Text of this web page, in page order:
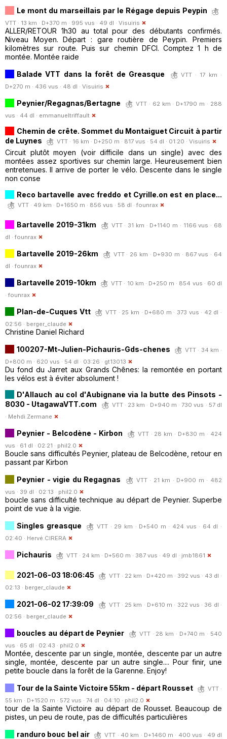
Le mont du marseillais par le Régage depuis Peypin
VTT · 13 km · D+370 m · 995 vus · 49 dl · Visuiris
ALLER/RETOUR 1h30 au total pour des débutants confirmés.
Niveau Moyen. Départ : gare routière de Peypin. Premiers
kilomètres sur route. Puis sur chemin DFCI. Comptez 1 h de
montée. Montée raide
Balade VTT dans la forêt de Greasque
VTT · 17 km ·
D+270 m · 436 vus · 48 dl · Visuiris
Peynier/Regagnas/Bertagne
VTT · 62 km · D+1790 m · 288
vus · 44 dl · emmanueltriffault
Chemin de crête. Sommet du Montaiguet Circuit à partir
de Luynes
VTT · 16 km · D+250 m · 817 vus · 54 dl · 01:20 · Visuiris
Circuit plutôt moyen (voir difficile dans un single) avec des
montées assez sportives sur chemin large. Heureusement bien
entretenues. Il arrive de porter le vélo. Descente dans le single
non conse
Reco bartavelle avec freddo et Cyrille.on est en place...
VTT · 49 km · D+1650 m · 856 vus · 58 dl · founrax
Bartavelle 2019-31km
VTT · 31 km · D+1140 m · 1166 vus · 68
dl · founrax
Bartavelle 2019-26km
VTT · 26 km · D+930 m · 867 vus · 64
dl · founrax
Bartavelle 2019-10km
VTT · 10 km · D+250 m · 854 vus · 60 dl
· founrax
Plan-de-Cuques Vtt
VTT · 25 km · D+680 m · 373 vus · 42 dl ·
02:56 · berger_claude
Christine Daniel Richard
100207-Mt-Julien-Pichauris-Gds-chenes
VTT · 34 km ·
D+800 m · 620 vus · 54 dl · 03:26 · gt13013
Du fond du Jarret aux Grands Chênes: la remontée en portant
les vélos est à éviter absolument !
D'Allauch au col d'Aubignane via la butte des Pinsots -
8030 - UtagawaVTT.com
VTT · 23 km · D+940 m · 730 vus · 57 dl
· Mehdi.Zermane
Peynier - Belcodène - Kirbon
VTT · 28 km · D+830 m · 424
vus · 61 dl · 02:21 · phil2.0
Boucle sans difficultés Peynier, plateau de Belcodène, retour en
passant par Kirbon
Peynier - vigie du Regagnas
VTT · 21 km · D+900 m · 482
vus · 39 dl · 02:13 · phil2.0
boucle sans difficulté technique au départ de Peynier. Superbe
point de vue à la vigie.
Singles greasque
VTT · 29 km · D+540 m · 424 vus · 64 dl ·
02:40 · Hervé.CIRERA
Pichauris VTT · 24 km · D+560 m · 387 vus · 49 dl · jmb1861
2021-06-03 18:06:45
VTT · 22 km · D+420 m · 392 vus · 43 dl ·
02:13 · berger_claude
2021-06-02 17:39:09
VTT · 25 km · D+610 m · 322 vus · 36 dl ·
02:56 · berger_claude
boucles au départ de Peynier
VTT · 28 km · D+740 m · 540
vus · 65 dl · 02:43 · phil2.0
Montée, descente par un single, montée, descente par un autre
single, montée, descente par un autre single.... Pour finir, une
petite boucle dans la forêt de la Garenne. Enjoy!
Tour de la Sainte Victoire 55km - départ Rousset
VTT ·
55 km · D+1520 m · 572 vus · 74 dl · 04:10 · phil2.0
tour de la Sainte Victoire au départ de Rousset. Beaucoup de
pistes, un peu de route, pas de difficultés particulières
randuro bouc bel air
VTT · 40 km · D+1460 m · 400 vus · 49 dl